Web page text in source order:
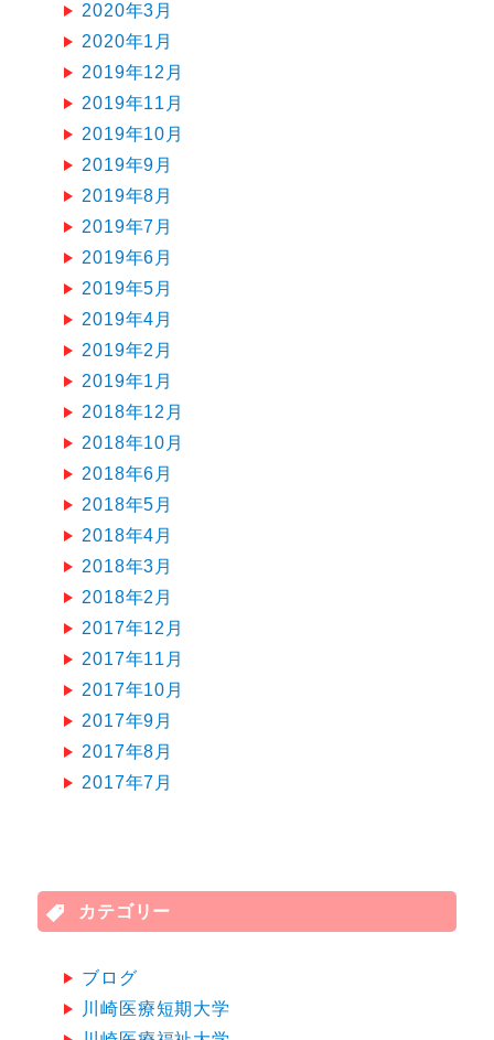
2020年3月
2020年1月
2019年12月
2019年11月
2019年10月
2019年9月
2019年8月
2019年7月
2019年6月
2019年5月
2019年4月
2019年2月
2019年1月
2018年12月
2018年10月
2018年6月
2018年5月
2018年4月
2018年3月
2018年2月
2017年12月
2017年11月
2017年10月
2017年9月
2017年8月
2017年7月
カテゴリー
ブログ
川崎医療短期大学